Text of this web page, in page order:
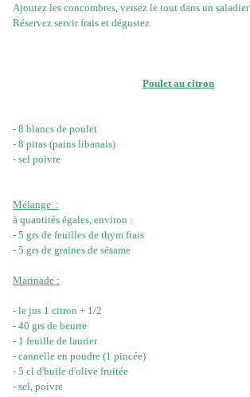
Ajoutez les concombres, versez le tout dans un saladier
Réservez servir frais et dégustez
Poulet au citron
- 8 blancs de poulet
- 8 pitas (pains libanais)
- sel poivre
Mélange :
à quantités égales, environ :
- 5 grs de feuilles de thym frais
- 5 grs de graines de sésame
Marinade :
- le jus 1 citron + 1/2
- 40 grs de beurre
- 1 feuille de laurier
- cannelle en poudre (1 pincée)
- 5 cl d'huile d'olive fruitée
- sel, poivre